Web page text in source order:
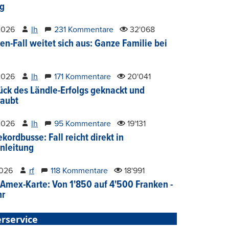
lh 231 Kommentare 32'068
Fall weitet sich aus: Ganze Familie bei
lh 171 Kommentare 20'041
des Ländle-Erfolgs geknackt und
lh 95 Kommentare 19'131
Fall reicht direkt in
rf 118 Kommentare 18'991
Karte: Von 1'850 auf 4'500 Franken -